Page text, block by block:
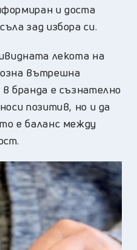
и доста
зад избора си.
лекота на
вътрешна
бранда е съзнателно
позитив, но и да
е баланс между